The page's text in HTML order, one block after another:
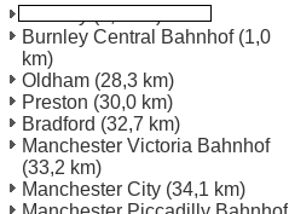
Burnley(0,5 km)
Burnley Central Bahnhof(1,0
km)
Oldham (28,3 km)
Preston (30,0 km)
Bradford (32,7 km)
Manchester Victoria Bahnhof
(33,2 km)
Manchester City (34,1 km)